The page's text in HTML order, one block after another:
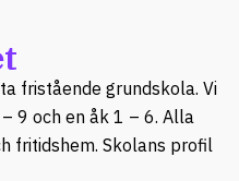
fristående grundskola. Vi
9 och en åk 1 – 6. Alla
fritidshem. Skolans profil